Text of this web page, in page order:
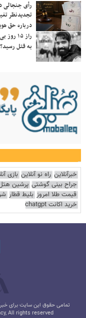
رأی جنجالی
تجدیدنظر
درباره حق
راز
به قتل
خبرآنلاین راه نو آنلاین بازی
جراح بینی گوشتی پرشین
قیمت طلا امروز بلیط قطار
خرید اکانت chatgpt
تمامی حقوق این سایت برای
All rights reserved